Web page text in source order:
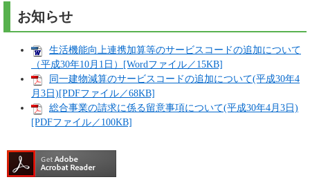
お知らせ
生活機能向上連携加算等のサービスコードの追加について
（平成30年10月1日）[Wordファイル／15KB]
同一建物減算のサービスコードの追加について(平成30年4
月3日)[PDFファイル／68KB]
総合事業の請求に係る留意事項について(平成30年4月3日)
[PDFファイル／100KB]